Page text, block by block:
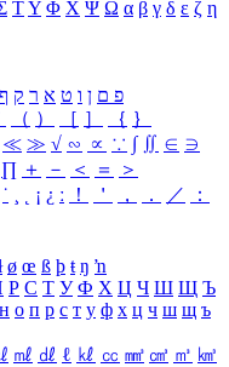
ΤΥ Φ Χ Ψ Ω α β γ δ ε ζ η
פ ם ן ו ט א ר ק ף
（ ） ［ ］ ｛ ｝
≪ ≫ √ ∽ ∝ ∵ ∫ ∬ ∈ ∋
∏ ＋ － ＜ ＝
＞
˙ ¸ ¡ ¿ ː ！ ＇ ， ． ／
：
ø œ ß þ ŧ ŋ ŉ
Р С Т У Ф Х Ц Ч Ш Щ Ъ
н о п р с т у ф х ц ч ш щ ъ
㎖ ㎗ ℓ ㎘ ㏄ ㎣ ㎤ ㎥ ㎦